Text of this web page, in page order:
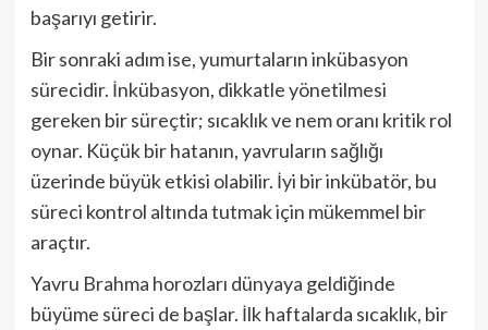
başarıyı getirir.
Bir sonraki adım ise, yumurtaların inkübasyon
sürecidir. İnkübasyon, dikkatle yönetilmesi
gereken bir süreçtir; sıcaklık ve nem oranı kritik rol
oynar. Küçük bir hatanın, yavruların sağlığı
üzerinde büyük etkisi olabilir. İyi bir inkübatör, bu
süreci kontrol altında tutmak için mükemmel bir
araçtır.
Yavru Brahma horozları dünyaya geldiğinde
büyüme süreci de başlar. İlk haftalarda sıcaklık, bir